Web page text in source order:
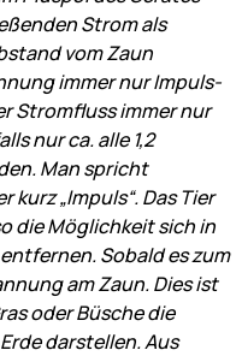
Strom als
vom Zaun
immer nur Impuls-
Stromfluss immer nur
nur ca. alle 1,2
Man spricht
„Impuls“. Das Tier
die Möglichkeit sich in
Sobald es zum
am Zaun. Dies ist
oder Büsche die
darstellen. Aus